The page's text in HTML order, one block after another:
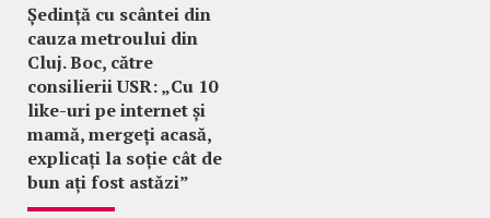
Ședință cu scântei din
cauza metroului din
Cluj. Boc, către
consilierii USR: „Cu 10
like-uri pe internet și
mamă, mergeți acasă,
explicați la soție cât de
bun ați fost astăzi”